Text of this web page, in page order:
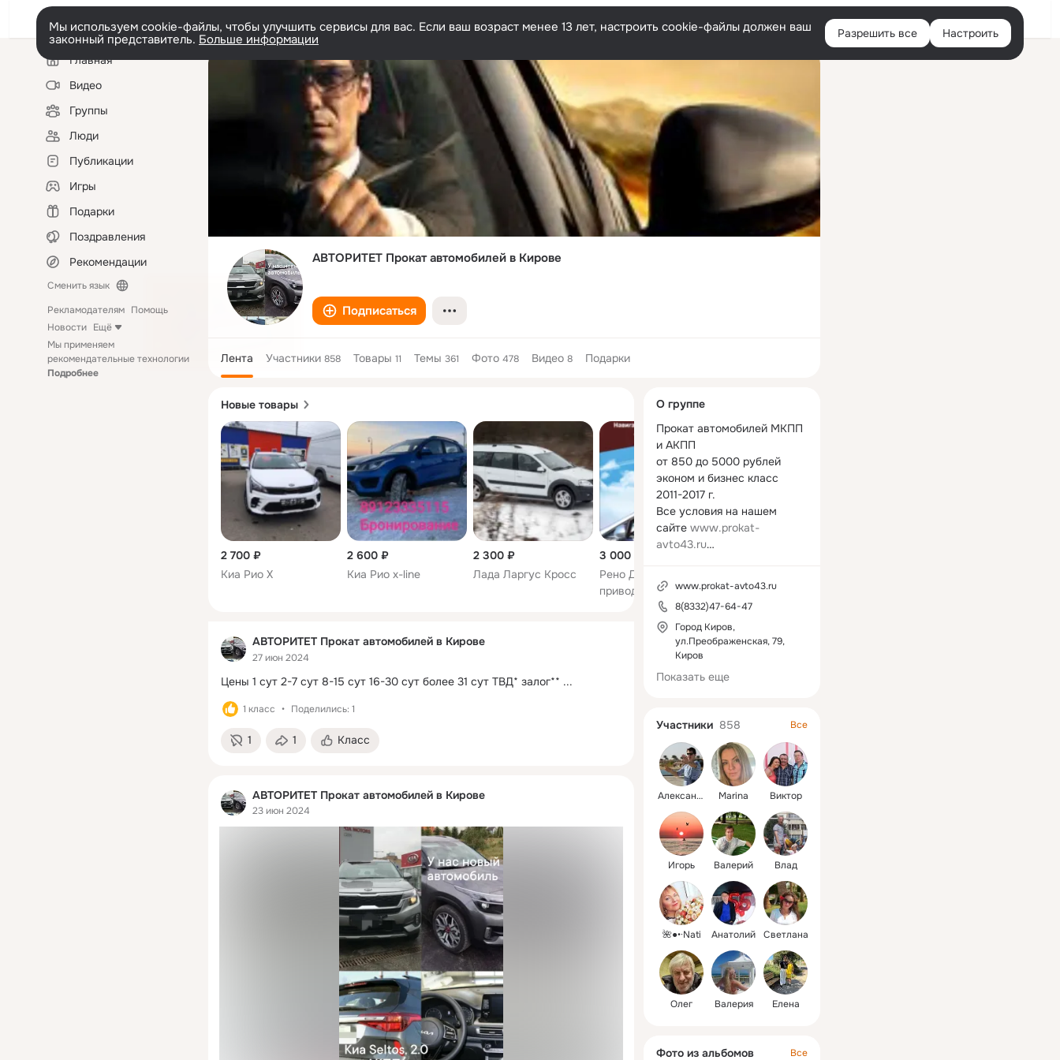
Войти
Мы используем cookie-файлы, чтобы улучшить сервисы для вас. Если ваш возраст менее 13 лет, настроить cookie-файлы должен ваш
законный представитель. Больше информации Разрешить все Настроить
Левая
колонкаГлавная
Видео
Группы
Люди
Публикации
Игры
Подарки
Поздравления
Рекомендации
Сменить язык
Рекламодателям Помощь
Новости Ещё
Мы применяем
рекомендательные технологии
Подробнее
АВТОРИТЕТ Прокат автомобилей в Кирове
Подписаться
Лента Участники 858 Товары 11 Темы 361 Фото 478 Видео 8 Подарки
Новые товары
2 700 ₽
Киа Рио Х
2 600 ₽
Киа Рио x-line
2 300 ₽
Лада Ларгус Кросс
3 000 ₽
Рено Дастер полный
привод,мкпп в аренду
АВТОРИТЕТ Прокат автомобилей в Кирове
27 июн 2024
Цены 1 сут 2-7 сут 8-15 сут 16-30 сут более 31 сут ТВД* залог** ...
1 класс Поделились: 1
1 1 Класс
АВТОРИТЕТ Прокат автомобилей в Кирове
23 июн 2024
колонка
О группе
Прокат автомобилей МКПП
и АКПП
от 850 до 5000 рублей
эконом и бизнес класс
2011-2017 г.
Все условия на нашем
сайте www.prokat-
avto43.ru
РАБОТА ЗА НАЛИЧНЫЙ И
БЕЗНАЛИЧНЫЙ РАСЧЕТ.
Скидки постоянным
клиентам.Доставка на ж/д
вокзал-бесплатно.
Аэропорт 500 рублей!
Помощь с багажом.
www.prokat-avto43.ru
8(8332)47-64-47
Город Киров,
ул.Преображенская, 79,
Киров
Показать еще
Участники 858 Все
Александр Marina Виктор
Игорь Валерий Влад
🌺●•·Nati Анатолий Светлана
Олег Валерия Елена
Фото из альбомов Все